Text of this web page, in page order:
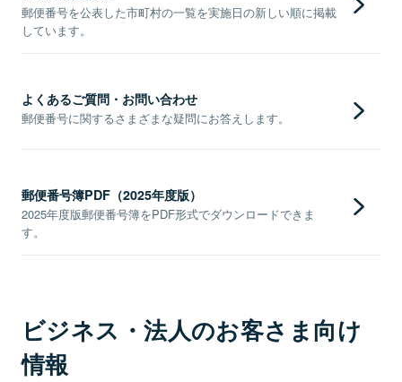
郵便番号を公表した市町村の一覧を実施日の新しい順に掲載
しています。
よくあるご質問・お問い合わせ
郵便番号に関するさまざまな疑問にお答えします。
郵便番号簿PDF（2025年度版）
2025年度版郵便番号簿をPDF形式でダウンロードできま
す。
ビジネス・法人のお客さま向け
情報